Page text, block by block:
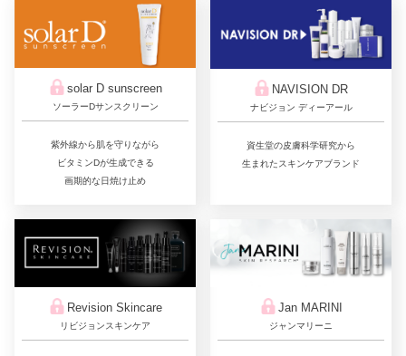
solar D sunscreen
ソーラーDサンスクリーン
紫外線から肌を守りながら
ビタミンDが生成できる
画期的な日焼け止め
NAVISION DR
ナビジョン ディーアール
資生堂の皮膚科学研究から
生まれたスキンケアブランド
Revision Skincare
リビジョンスキンケア
Jan MARINI
ジャンマリーニ